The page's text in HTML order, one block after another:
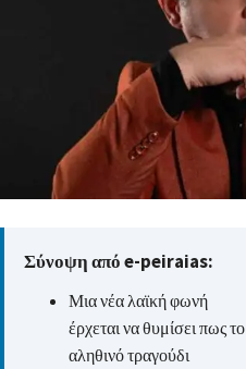
Σύνοψη από e-peiraias:
Μια νέα λαϊκή φωνή
έρχεται να θυμίσει πως το
αληθινό τραγούδι